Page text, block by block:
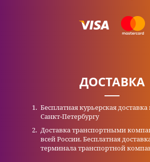
ДОСТАВКА
Бесплатная курьерская
Санкт-Петербургу
Доставка транспортными
всей России. Бесплатная
терминала транспортной